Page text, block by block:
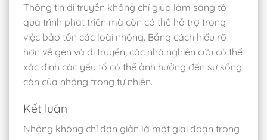
Thông tin di truyền không chỉ giúp làm sáng tỏ
quá trình phát triển mà còn có thể hỗ trợ trong
việc bảo tồn các loài nhộng. Bằng cách hiểu rõ
hơn về gen và di truyền, các nhà nghiên cứu có thể
xác định các yếu tố có thể ảnh hưởng đến sự sống
còn của nhộng trong tự nhiên.
Kết luận
Nhộng không chỉ đơn giản là một giai đoạn trong